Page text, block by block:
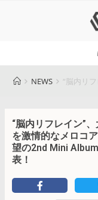
NEWS “脳内リ
“脳内リフレイン”
を激情的なメロコ
望の2nd Mini
表！